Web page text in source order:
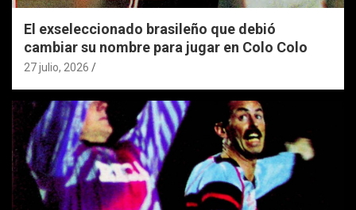
El exseleccionado brasileño que debió
cambiar su nombre para jugar en Colo Colo
27 julio, 2026